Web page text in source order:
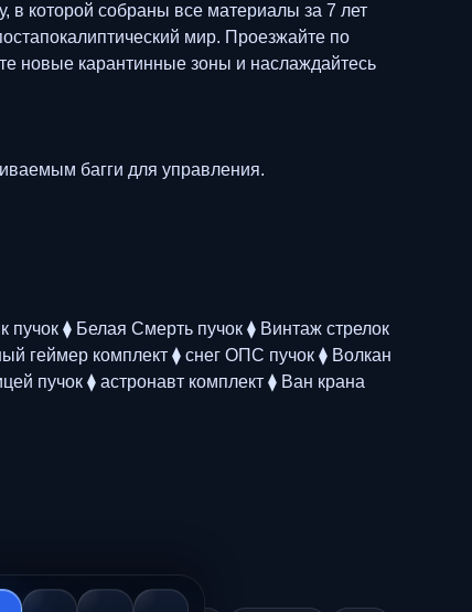
в которой собраны все материалы за 7 лет
мир. Проезжайте по
новые карантинные зоны и наслаждайтесь
багги для управления.
⧫ Белая Смерть пучок ⧫ Винтаж стрелок
геймер комплект ⧫ снег ОПС пучок ⧫ Волкан
пучок ⧫ астронавт комплект ⧫ Ван крана